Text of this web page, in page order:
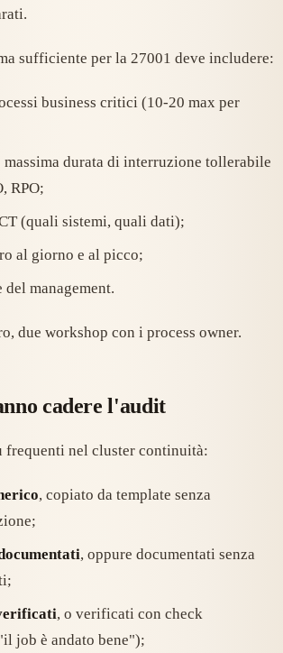
sufficiente per la 27001 deve includere:
business critici (10-20 max per
massima durata di interruzione tollerabile
RPO;
(quali sistemi, quali dati);
al giorno e al picco;
management.
due workshop con i process owner.
cadere l'audit
frequenti nel cluster continuità:
, copiato da template senza
, oppure documentati senza
, o verificati con check
job è andato bene");